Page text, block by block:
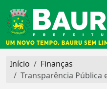
Início
Finanças
Transparência Pública